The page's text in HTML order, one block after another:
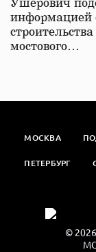
Ушерович
информацией
строительства
мостового…
МОСКВА
ПЕТЕРБУРГ
© 2026